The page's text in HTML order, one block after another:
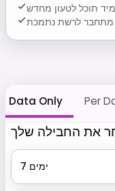
Data Only Per
את החבילה שלך
7 ימים